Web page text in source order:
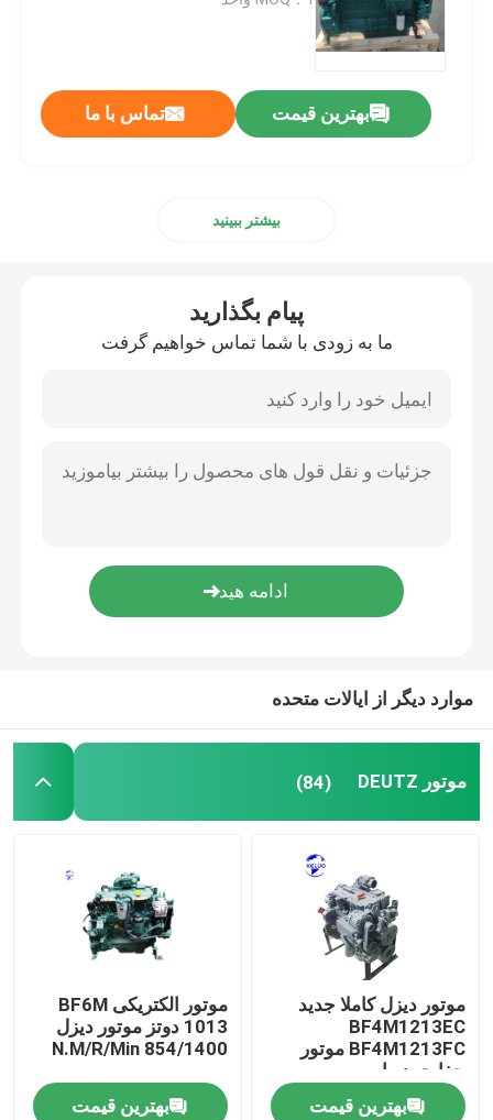
پمپ هیدرولیک
گیربکس مسافرتی
موتور ایسوزو
موتور پرکینز
موتور ویچای
قطعات موتور دیزل
سر سیلندر موتور
مینی بیل مکانیکی
رولر لرزش
بکهو لودر
ماشین آلات سنگین استفاده شده
مجموعه دیزل ژنراتور
بهترین قیمت تماس با ما
بیشتر ببینید
پیام بگذارید
ما به زودی با شما تماس خواهیم گرفت
موارد دیگر از ایالات متحده
موتور DEUTZ (84)
موتور دیزل کاملا جدید
BF4M1213EC
BF4M1213FC موتور
حفاری دریایی
بهترین قیمت
موتور الکتریکی BF6M
1013 دوتز موتور دیزل
854/1400 N.M/R/Min
بهترین قیمت